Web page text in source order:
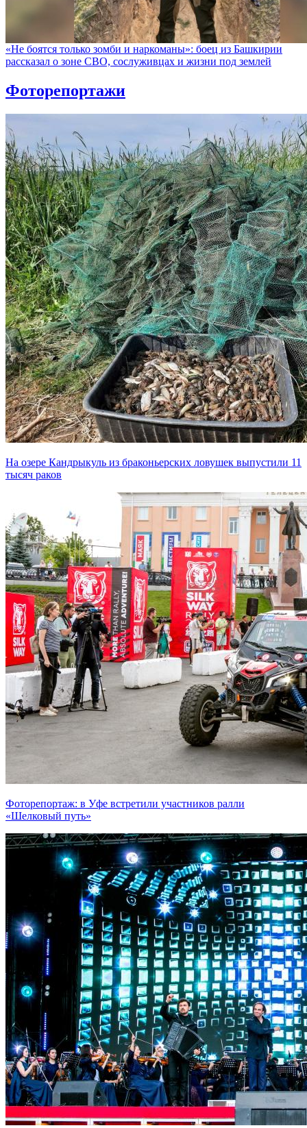
«Не боятся только зомби и наркоманы»: боец из Башкирии
рассказал о зоне СВО, сослуживцах и жизни под землей
Фоторепортажи
На озере Кандрыкуль из браконьерских ловушек выпустили 11
тысяч раков
Фоторепортаж: в Уфе встретили участников ралли
«Шелковый путь»